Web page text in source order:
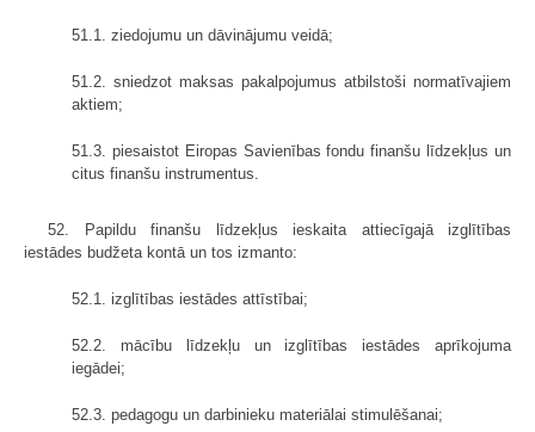
51.1. ziedojumu un dāvinājumu veidā;
51.2. sniedzot maksas pakalpojumus atbilstoši normatīvajiem
aktiem;
51.3. piesaistot Eiropas Savienības fondu finanšu līdzekļus un
citus finanšu instrumentus.
52. Papildu finanšu līdzekļus ieskaita attiecīgajā izglītības
iestādes budžeta kontā un tos izmanto:
52.1. izglītības iestādes attīstībai;
52.2. mācību līdzekļu un izglītības iestādes aprīkojuma
iegādei;
52.3. pedagogu un darbinieku materiālai stimulēšanai;